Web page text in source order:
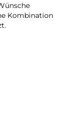
Kombination
geschützt.
voll zugänglich.